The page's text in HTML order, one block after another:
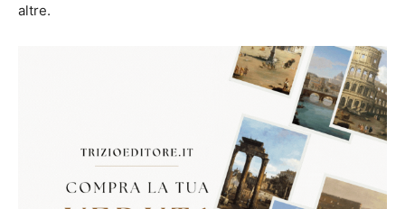
altre.